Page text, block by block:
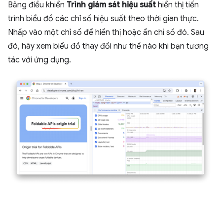
Bảng điều khiển Trình giám sát hiệu suất hiển thị tiến
trình biểu đồ các chỉ số hiệu suất theo thời gian thực.
Nhấp vào một chỉ số để hiển thị hoặc ẩn chỉ số đó. Sau
đó, hãy xem biểu đồ thay đổi như thế nào khi bạn tương
tác với ứng dụng.